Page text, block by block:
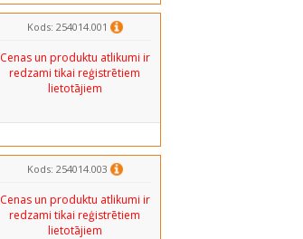
Kods: 254014.001
Cenas un produktu atlikumi ir
redzami tikai reģistrētiem
lietotājiem
Kods: 254014.003
Cenas un produktu atlikumi ir
redzami tikai reģistrētiem
lietotājiem